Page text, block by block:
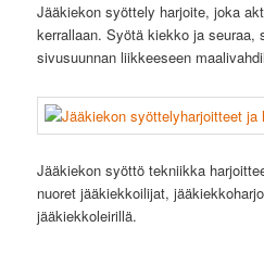
Jääkiekon syöttely harjoite, joka
kerrallaan. Syötä kiekko ja seuraa,
sivusuunnan liikkeeseen
Jääkiekon syöttö tekniikka
nuoret jääkiekkoilijat,
jääkiekkoleirillä.